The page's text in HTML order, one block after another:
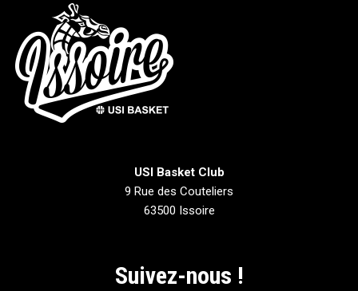
USI Basket Club
9 Rue des Couteliers
63500 Issoire
Suivez-nous !